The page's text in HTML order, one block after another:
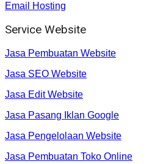
Email Hosting
Service Website
Jasa Pembuatan Website
Jasa SEO Website
Jasa Edit Website
Jasa Pasang Iklan Google
Jasa Pengelolaan Website
Jasa Pembuatan Toko Online